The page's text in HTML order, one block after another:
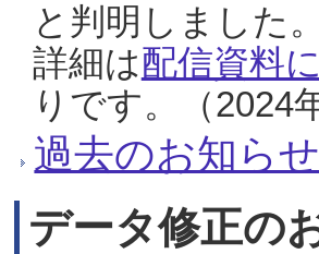
と判明しました
詳細は配信資料
りです。（2024
過去のお知らせ
データ修正の